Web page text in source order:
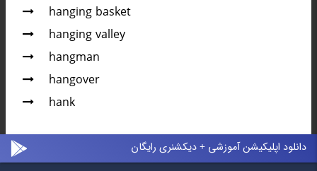
hanging basket
hanging valley
hangman
hangover
hank
دانلود اپلیکیشن آموزشی + دیکشنری رایگان